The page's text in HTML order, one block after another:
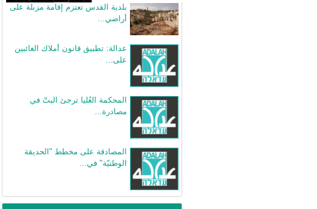
بلدية القدس تعتزم إقامة مزبلة على
أراضي...
عدالة: تطبيق قانون أملاك الغائبين
على...
المحكمة العُليا ترجئ البتّ في
مصادرة...
المصادقة على مخطط "الحديقة
الوطنيّة" في...